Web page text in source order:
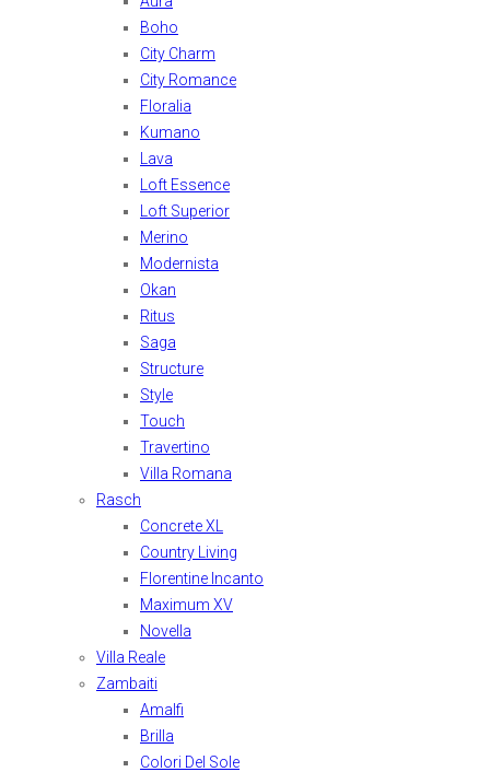
Boho
City Charm
City Romance
Floralia
Kumano
Lava
Loft Essence
Loft Superior
Merino
Modernista
Okan
Ritus
Saga
Structure
Style
Touch
Travertino
Villa Romana
Rasch
Concrete XL
Country Living
Florentine Incanto
Maximum XV
Novella
Villa Reale
Zambaiti
Amalfi
Brilla
Colori Del Sole